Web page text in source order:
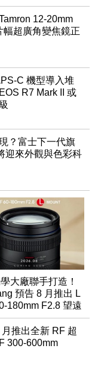
12-20mm
幅超廣角變焦鏡正
C 機型導入堆
R7 Mark II 或
？富士下一代旗
迎來外觀與色彩科
大廠聯手打造！
預告 8 月推出 L
180mm F2.8 望遠
推出全新 RF 超
300-600mm